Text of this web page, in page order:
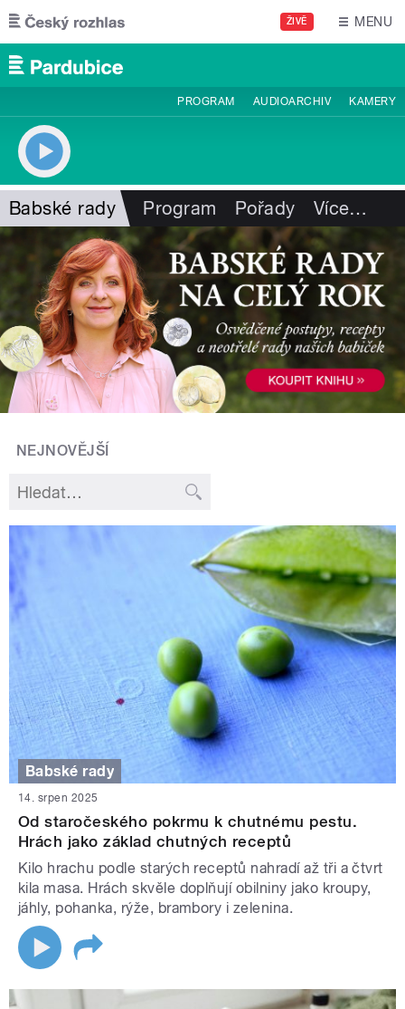
Přejít k hlavnímu obsahu
ŽIVĚ MENU
PROGRAM AUDIOARCHIV KAMERY
Babské rady Program Pořady Více…
NEJNOVĚJŠÍ
Babské rady
14. srpen 2025
Od staročeského pokrmu k chutnému pestu.
Hrách jako základ chutných receptů
Kilo hrachu podle starých receptů nahradí až tři a čtvrt
kila masa. Hrách skvěle doplňují obilniny jako kroupy,
jáhly, pohanka, rýže, brambory i zelenina.